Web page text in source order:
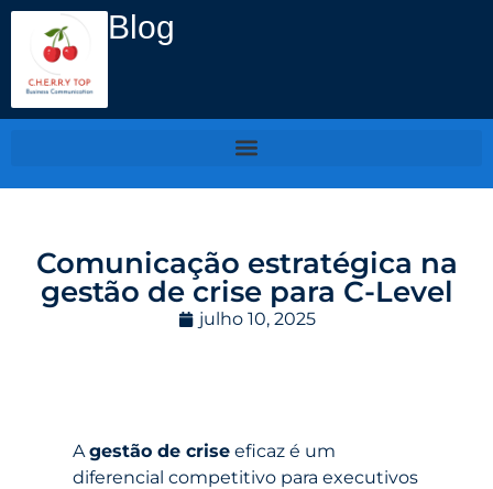
Blog
Comunicação estratégica na
gestão de crise para C-Level
julho 10, 2025
A gestão de crise eficaz é um
diferencial competitivo para executivos